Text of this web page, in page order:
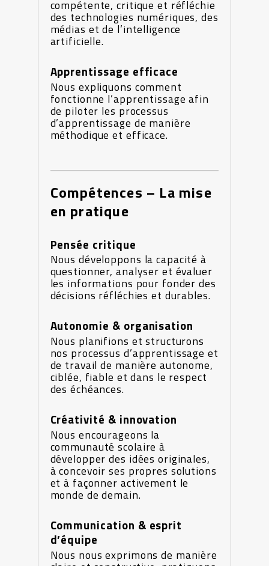
compétente, critique et réfléchie
des technologies numériques, des
médias et de l’intelligence
artificielle.
Apprentissage efficace
Nous expliquons comment
fonctionne l’apprentissage afin
de piloter les processus
d’apprentissage de manière
méthodique et efficace.
Compétences – La mise
en pratique
Pensée critique
Nous développons la capacité à
questionner, analyser et évaluer
les informations pour fonder des
décisions réfléchies et durables.
Autonomie & organisation
Nous planifions et structurons
nos processus d’apprentissage et
de travail de manière autonome,
ciblée, fiable et dans le respect
des échéances.
Créativité & innovation
Nous encourageons la
communauté scolaire à
développer des idées originales,
à concevoir ses propres solutions
et à façonner activement le
monde de demain.
Communication & esprit
d’équipe
Nous nous exprimons de manière